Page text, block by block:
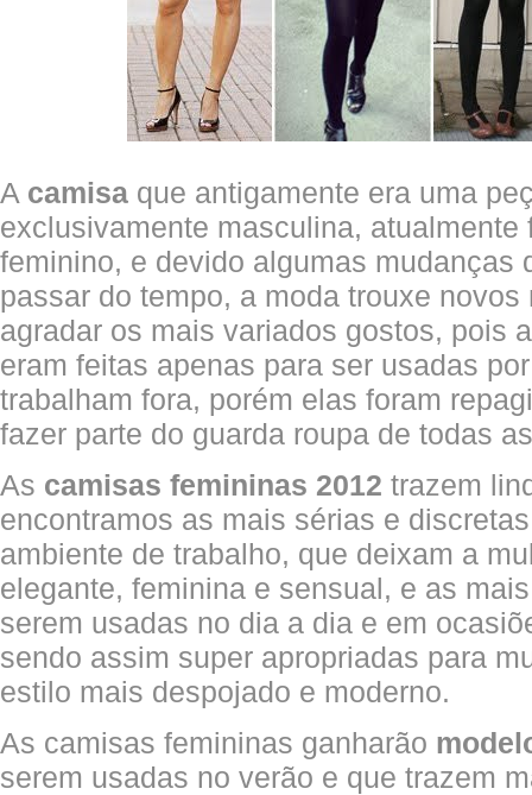
A camisa que antigamente era uma
exclusivamente masculina, atualmente
feminino, e devido algumas mudanças
passar do tempo, a moda trouxe novos
agradar os mais variados gostos, pois
eram feitas apenas para ser usadas
trabalham fora, porém elas foram
fazer parte do guarda roupa de todas
As camisas femininas 2012 trazem
encontramos as mais sérias e
ambiente de trabalho, que deixam a
elegante, feminina e sensual, e as
serem usadas no dia a dia e em
sendo assim super apropriadas para
estilo mais despojado e moderno.
As camisas femininas ganharão
serem usadas no verão e que trazem